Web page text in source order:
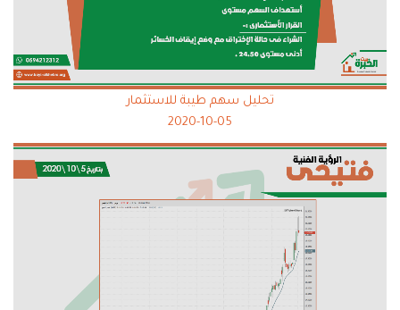
تحليل سهم طيبة للاستثمار
2020-10-05